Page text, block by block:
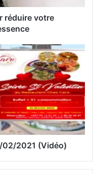
réduire votre
02/2021 (Vidéo)